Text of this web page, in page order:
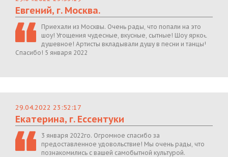
Евгений, г. Москва.
Приехали из Москвы. Очень рады, что попали на это
шоу! Угощения чудесные, вкусные, сытные! Шоу яркое,
душевное! Артисты вкладывали душу в песни и танцы!
Спасибо! 5 января 2022
29.04.2022 23:52:17
Екатерина, г. Ессентуки
3 января 2022го. Огромное спасибо за
предоставленное удовольствие! Мы очень рады, что
познакомились с вашей самобытной культурой.